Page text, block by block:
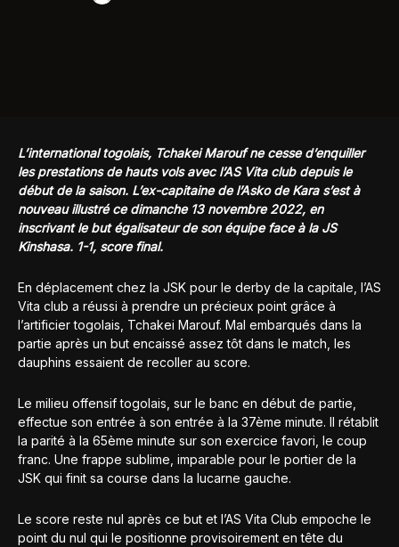
L’international togolais, Tchakei Marouf ne cesse d’enquiller
les prestations de hauts vols avec l’AS Vita club depuis le
début de la saison. L’ex-capitaine de l’Asko de Kara s’est à
nouveau illustré ce dimanche 13 novembre 2022, en
inscrivant le but égalisateur de son équipe face à la JS
Kinshasa. 1-1, score final.
En déplacement chez la JSK pour le derby de la capitale, l’AS
Vita club a réussi à prendre un précieux point grâce à
l’artificier togolais, Tchakei Marouf. Mal embarqués dans la
partie après un but encaissé assez tôt dans le match, les
dauphins essaient de recoller au score.
Le milieu offensif togolais, sur le banc en début de partie,
effectue son entrée à son entrée à la 37ème minute. Il rétablit
la parité à la 65ème minute sur son exercice favori, le coup
franc. Une frappe sublime, imparable pour le portier de la
JSK qui finit sa course dans la lucarne gauche.
Le score reste nul après ce but et l’AS Vita Club empoche le
point du nul qui le positionne provisoirement en tête du